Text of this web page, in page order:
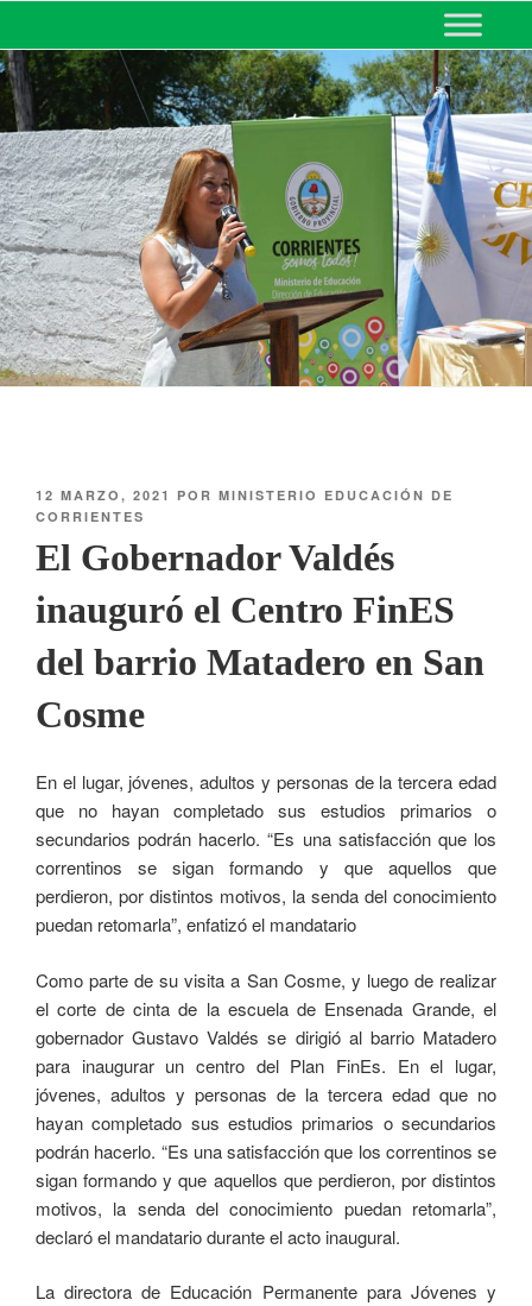
MINISTERIO DE EDUCACIÓN
DE CORRIENTES
12 MARZO, 2021 POR MINISTERIO EDUCACIÓN DE
CORRIENTES
El Gobernador Valdés
inauguró el Centro FinES
del barrio Matadero en San
Cosme
En el lugar, jóvenes, adultos y personas de la tercera edad
que no hayan completado sus estudios primarios o
secundarios podrán hacerlo. “Es una satisfacción que los
correntinos se sigan formando y que aquellos que
perdieron, por distintos motivos, la senda del conocimiento
puedan retomarla”, enfatizó el mandatario
Como parte de su visita a San Cosme, y luego de realizar
el corte de cinta de la escuela de Ensenada Grande, el
gobernador Gustavo Valdés se dirigió al barrio Matadero
para inaugurar un centro del Plan FinEs. En el lugar,
jóvenes, adultos y personas de la tercera edad que no
hayan completado sus estudios primarios o secundarios
podrán hacerlo. “Es una satisfacción que los correntinos se
sigan formando y que aquellos que perdieron, por distintos
motivos, la senda del conocimiento puedan retomarla”,
declaró el mandatario durante el acto inaugural.
La directora de Educación Permanente para Jóvenes y